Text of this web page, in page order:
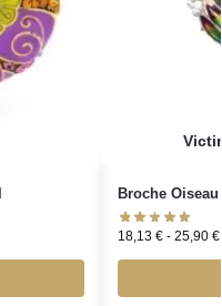
Broche
18,13 €- 25,90 €